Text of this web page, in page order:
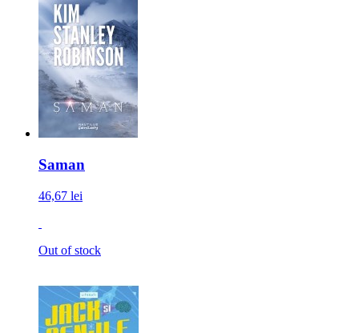
Saman
46,67 lei
Out of stock